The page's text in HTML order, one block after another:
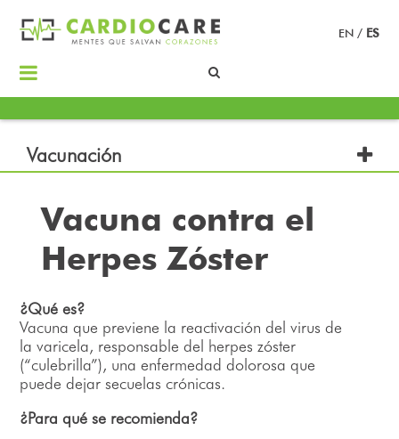
EN / ES
Vacunación
Vacuna contra el
Herpes Zóster
¿Qué es?
Vacuna que previene la reactivación del virus de
la varicela, responsable del herpes zóster
(“culebrilla”), una enfermedad dolorosa que
puede dejar secuelas crónicas.
¿Para qué se recomienda?